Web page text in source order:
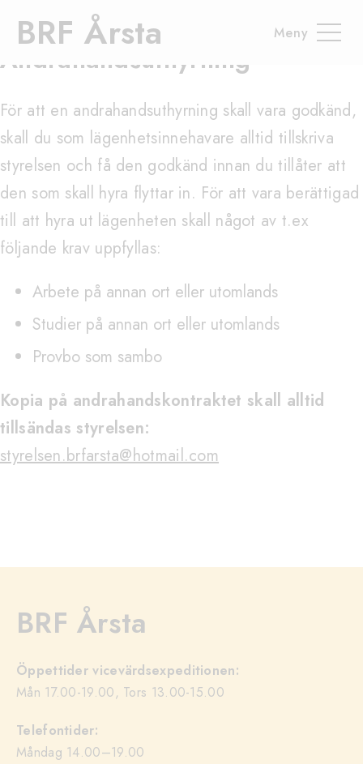
BRF Årsta
Andrahandsuthyrning
För att en andrahandsuthyrning skall vara godkänd,
skall du som lägenhetsinnehavare alltid tillskriva
styrelsen och få den godkänd innan du tillåter att
den som skall hyra flyttar in. För att vara berättigad
till att hyra ut lägenheten skall något av t.ex
följande krav uppfyllas:
Arbete på annan ort eller utomlands
Studier på annan ort eller utomlands
Provbo som sambo
Kopia på andrahandskontraktet skall alltid
tillsändas styrelsen:
styrelsen.brfarsta@hotmail.com
BRF Årsta
Öppettider vicevärdsexpeditionen:
Mån 17.00-19.00, Tors 13.00-15.00
Telefontider:
Måndag 14.00–19.00